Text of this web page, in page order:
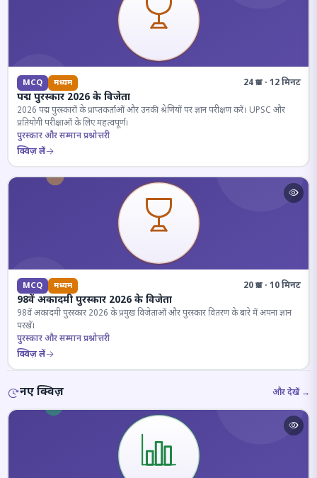
MCQ मध्यम 24 प्रश्न · 12 मिनट
पद्म पुरस्कार 2026 के विजेता
2026 पद्म पुरस्कारों के प्राप्तकर्ताओं और उनकी श्रेणियों पर ज्ञान परीक्षण करें। UPSC और
प्रतियोगी परीक्षाओं के लिए महत्वपूर्ण।
पुरस्कार और सम्मान प्रश्नोत्तरी
क्विज़ लें
MCQ मध्यम 20 प्रश्न · 10 मिनट
98वें अकादमी पुरस्कार 2026 के विजेता
98वें अकादमी पुरस्कार 2026 के प्रमुख विजेताओं और पुरस्कार वितरण के बारे में अपना ज्ञान
परखें।
पुरस्कार और सम्मान प्रश्नोत्तरी
क्विज़ लें
नए क्विज़ और देखें →